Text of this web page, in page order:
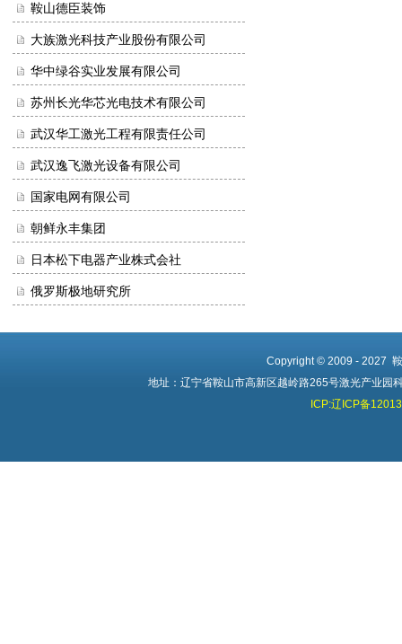
鞍山德臣装饰
大族激光科技产业股份有限公司
华中绿谷实业发展有限公司
苏州长光华芯光电技术有限公司
武汉华工激光工程有限责任公司
武汉逸飞激光设备有限公司
国家电网有限公司
朝鲜永丰集团
日本松下电器产业株式会社
俄罗斯极地研究所
Copyright © 2009 - 2027
地址：辽宁省鞍山市高新区越岭路265号激光产
ICP:辽ICP备